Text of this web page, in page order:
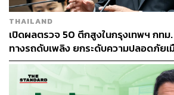
TAGS: น้ำท่วมกรุงเทพมหานคร
สำนักงานทรัพยากรน้ำแห่งชาติ
ส
น้ำท่วมขัง
พายุไต้ฝุ่นรากาซา
กรุงเทพมหานคร
พายุ
THAILAND
เปิดผลตรวจ 50 ตึกสูงในกรุงเทพฯ กท
ทางรถดับเพลิง ยกระดับความปลอดภัยเ